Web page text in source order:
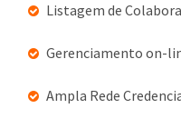
Listagem de
Gerenciamento on-
Ampla Rede